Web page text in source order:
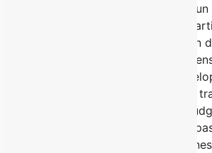
en 2019. À chaque hiver,
bénéfice est organisé avec la
d’anciens joueurs de la LNH, afin
aux jeunes des aptitudes
hockey leur permettent de
persévérance, la discipline et le
En effet, les contraintes et le
certaines familles ne devraient
pour le développement des